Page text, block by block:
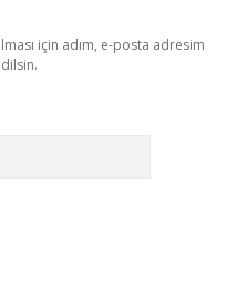
için adım, e-posta adresim